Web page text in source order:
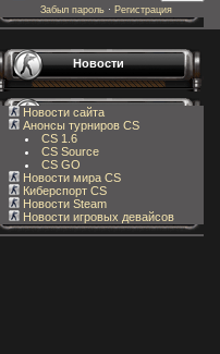
Забыл пароль · Регистрация
Новости
Новости сайта
Анонсы турниров CS
CS 1.6
CS Source
CS GO
Новости мира CS
Киберспорт CS
Новости Steam
Новости игровых девайсов